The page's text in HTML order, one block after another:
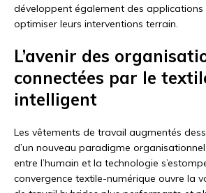
développent également des
optimiser leurs interventions terrain.
L’avenir des
connectées par le
intelligent
Les vêtements de travail augmentés
d’un nouveau paradigme
entre l’humain et la technologie
convergence textile-numérique ouvre la